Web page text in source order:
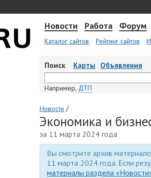
Новости Работа Форум
Каталог сайтов Рейтинг сайтов
Поиск Карты Объявления
Например, ДТП
Новости /
Экономика и
за 11 марта 2024 года
Вы смотрите архив
11 марта 2024 года. Если
материалы раздела